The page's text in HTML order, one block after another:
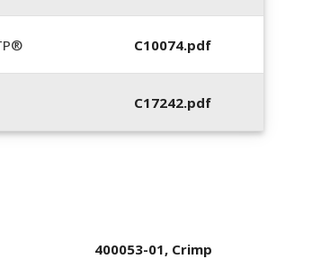
C10074.pdf
C17242.pdf
400053-01, Crimp